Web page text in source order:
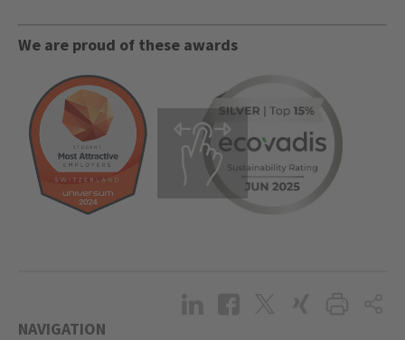
We are proud of these awards
NAVIGATION